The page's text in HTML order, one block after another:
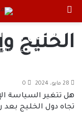
الخليج
حسابات
الخليج بعد
د. مصطفى عيد
28 مايو، 2024 0
هل تتغير السياسة
تجاه دول الخليج بعد